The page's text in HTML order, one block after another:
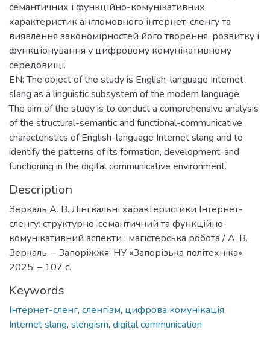
семантичних і функційно-комунікативних
характеристик англомовного інтернет-сленгу та
виявлення закономірностей його творення, розвитку і
функціонування у цифровому комунікативному
середовищі.
EN: The object of the study is English-language Internet
slang as a linguistic subsystem of the modern language.
The aim of the study is to conduct a comprehensive analysis
of the structural-semantic and functional-communicative
characteristics of English-language Internet slang and to
identify the patterns of its formation, development, and
functioning in the digital communicative environment.
Description
Зеркаль А. В. Лінгвальні характеристики Інтернет-
сленгу: структурно-семантичний та функційно-
комунікативний аспекти : магістерська робота / А. В.
Зеркаль. – Запоріжжя: НУ «Запорізька політехніка»,
2025. – 107 с.
Keywords
Інтернет-сленг, сленгізм, цифрова комунікація,
Internet slang, slengism, digital communication